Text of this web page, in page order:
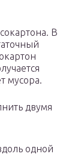
В
мусора.
двумя
одной